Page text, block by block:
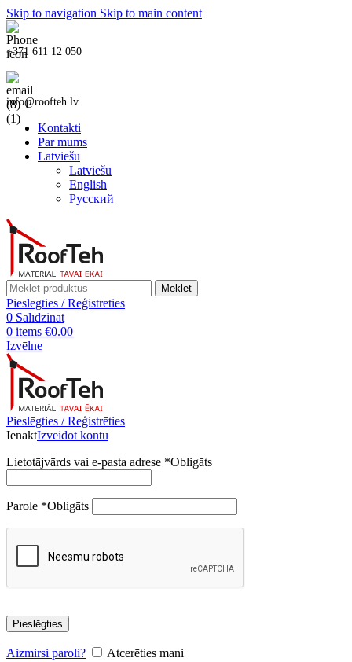
Skip to navigation Skip to main content
+371 611 12 050
info@roofteh.lv
Kontakti
Par mums
Latviešu
Latviešu
English
Русский
Meklēt
Pieslēgties / Reģistrēties
0 Salīdzināt
0 items €0.00
Izvēlne
Pieslēgties / Reģistrēties
IenāktIzveidot kontu
Lietotājvārds vai e-pasta adrese *Obligāts
Parole *Obligāts
Pieslēgties
Aizmirsi paroli?
Atcerēties mani